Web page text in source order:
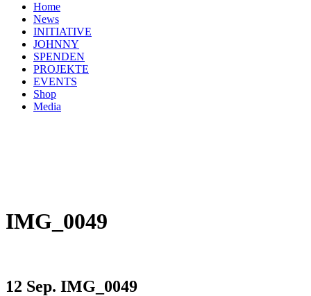
Home
News
INITIATIVE
JOHNNY
SPENDEN
PROJEKTE
EVENTS
Shop
Media
IMG_0049
12 Sep. IMG_0049